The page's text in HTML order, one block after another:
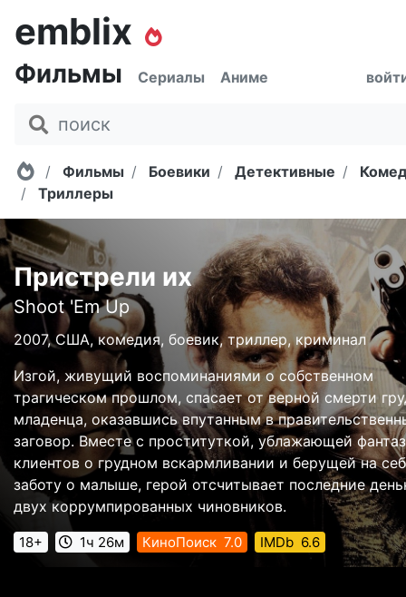
emblix
Фильмы Сериалы Аниме
Главная
Фильмы Боевики Детективные
Триллеры
Пристрели их
Shoot 'Em Up
2007, США, комедия, боевик, триллер, криминал
Изгой, живущий воспоминаниями о собственном
трагическом прошлом, спасает от верной смерти
младенца, оказавшись впутанным в
заговор. Вместе с проституткой, ублажающей
клиентов о грудном вскармливании и берущей на
заботу о малыше, герой отсчитывает последние
двух коррумпированных чиновников.
18+ 1ч 26м КиноПоиск 7.0 IMDb 6.6